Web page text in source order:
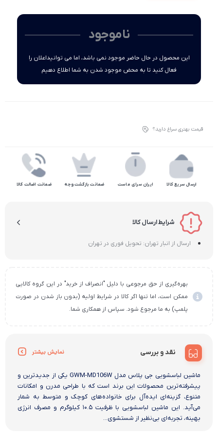
ناموجود
این محصول در حال حاضر موجود نمی باشد، اما می توانیداعلان را
فعال کنید تا به محض موجود شدن به شما اطلاع دهیم
قیمت بهتری سراغ دارید؟
ارسال سریع کالا ایران سرای ماست ضمانت بازگشت وجه ضمانت اضالت کالا
شرایط ارسال کالا
ارسال از انبار تهران: تحویل فوری در تهران
بهره‌گیری از حق مرجوعی با دلیل "انصراف از خرید" در این گروه کالایی
ممکن است، اما تنها اگر کالا در شرایط اولیه (بدون باز شدن در صورت
پلمپ) به ما مرجوع شود. سپاس از همکاری شما.
نقد و بررسی نمایش بیشتر
ماشین لباسشویی جی پلاس مدل GWM-MD106W یکی از جدیدترین و
پیشرفته‌ترین محصولات این برند است که با طراحی مدرن و امکانات
متنوع، گزینه‌ای ایده‌آل برای خانواده‌های کوچک و متوسط به شمار
می‌آید. این ماشین لباسشویی با ظرفیت ۱۰.۵ کیلوگرم و مصرف انرژی
بهینه، تجربه‌ای بی‌نظیر از شستشوی...